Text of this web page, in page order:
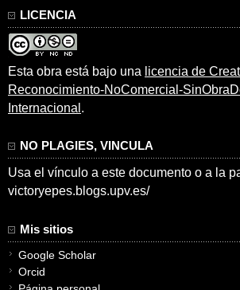
LICENCIA
Esta obra está bajo una licencia de
Reconocimiento-NoComercial-
Internacional .
NO PLAGIES, VINCULA
Usa el vínculo a este documento o a la
victoryepes.blogs.upv.es/
Mis sitios
Google Scholar
Orcid